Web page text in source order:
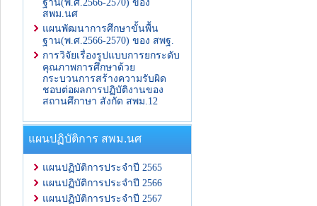
ฐาน(พ.ศ.2566-2570) ของ
สพม.นศ
แผนพัฒนาการศึกษาขั้นพื้น
ฐาน(พ.ศ.2566-2570) ของ สพฐ.
การวิจัยเรื่องรูปแบบการยกระดับ
คุณภาพการศึกษาด้วย
กระบวนการสร้างความรับผิด
ชอบต่อผลการปฏิบัติงานของ
สถานศึกาษา สังกัด สพม.12
แผนปฏิบัติการ สพม.นศ
แผนปฏิบัติการประจำปี 2565
แผนปฏิบัติการประจำปี 2566
แผนปฏิบัติการประจำปี 2567